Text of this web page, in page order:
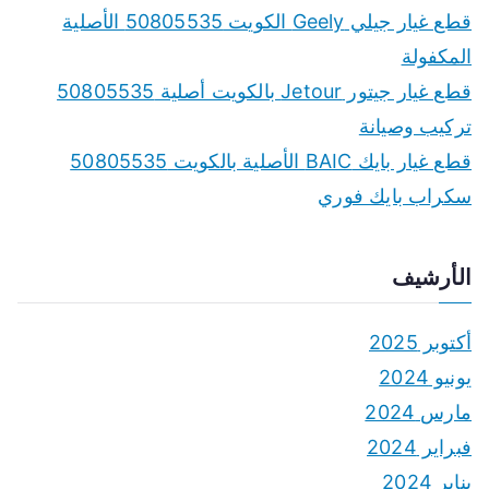
قطع غيار جيلي Geely الكويت 50805535 الأصلية
المكفولة
قطع غيار جيتور Jetour بالكويت أصلية 50805535
تركيب وصيانة
قطع غيار بايك BAIC الأصلية بالكويت 50805535
سكراب بايك فوري
الأرشيف
أكتوبر 2025
يونيو 2024
مارس 2024
فبراير 2024
يناير 2024